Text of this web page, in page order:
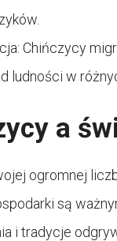
Chińczycy
ludności w
a
ogromnej
są
i tradycje